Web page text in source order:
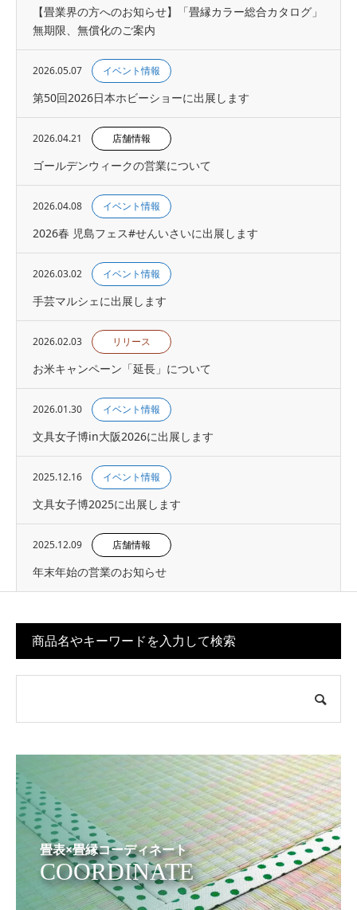
【畳業界の方へのお知らせ】「畳縁カラー総合カタログ」
無期限、無償化のご案内
2026.05.07 イベント情報
第50回2026日本ホビーショーに出展します
2026.04.21 店舗情報
ゴールデンウィークの営業について
2026.04.08 イベント情報
2026春 児島フェス#せんいさいに出展します
2026.03.02 イベント情報
手芸マルシェに出展します
2026.02.03 リリース
お米キャンペーン「延長」について
2026.01.30 イベント情報
文具女子博in大阪2026に出展します
2025.12.16 イベント情報
文具女子博2025に出展します
2025.12.09 店舗情報
年末年始の営業のお知らせ
商品名やキーワードを入力して検索
畳表×畳縁コーディネート
COORDINATE